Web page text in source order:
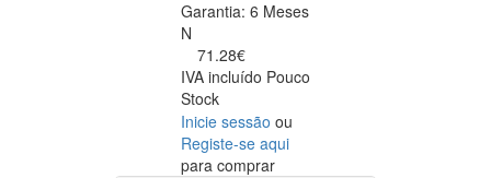
Garantia: 6 Meses
N
71.28€
IVA incluído Pouco
Stock
Inicie sessão ou
Registe-se aqui
para comprar